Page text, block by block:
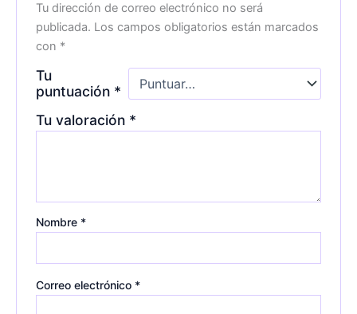
Tu dirección de correo electrónico no será
publicada. Los campos obligatorios están marcados
con *
Tu
puntuación *
Tu valoración *
Nombre *
Correo electrónico *